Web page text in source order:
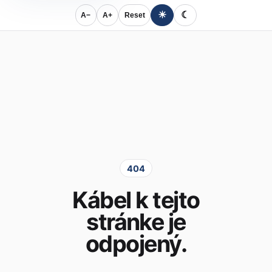
A− A+ Reset ☀ ☾
404
Kábel k tejto
stránke je
odpojený.